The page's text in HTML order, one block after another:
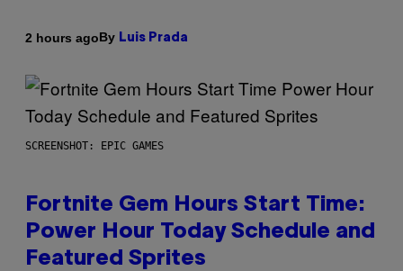
2 hours agoBy Luis Prada
SCREENSHOT: EPIC GAMES
Fortnite Gem Hours Start Time:
Power Hour Today Schedule and
Featured Sprites